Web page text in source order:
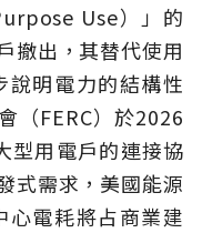
Use）」的
撤出，其替代使用
明電力的結構性
（FERC）於2026
型用電戶的連接協
式需求，美國能源
電耗將占商業建